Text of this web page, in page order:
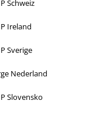
Schweiz
Ireland
Sverige
Nederland
Slovensko